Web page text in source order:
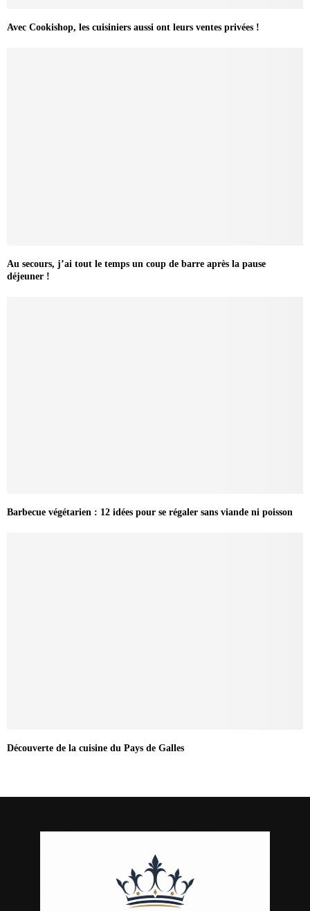
Avec Cookishop, les cuisiniers aussi ont leurs ventes privées !
Au secours, j’ai tout le temps un coup de barre après la pause
déjeuner !
Barbecue végétarien : 12 idées pour se régaler sans viande ni poisson
Découverte de la cuisine du Pays de Galles